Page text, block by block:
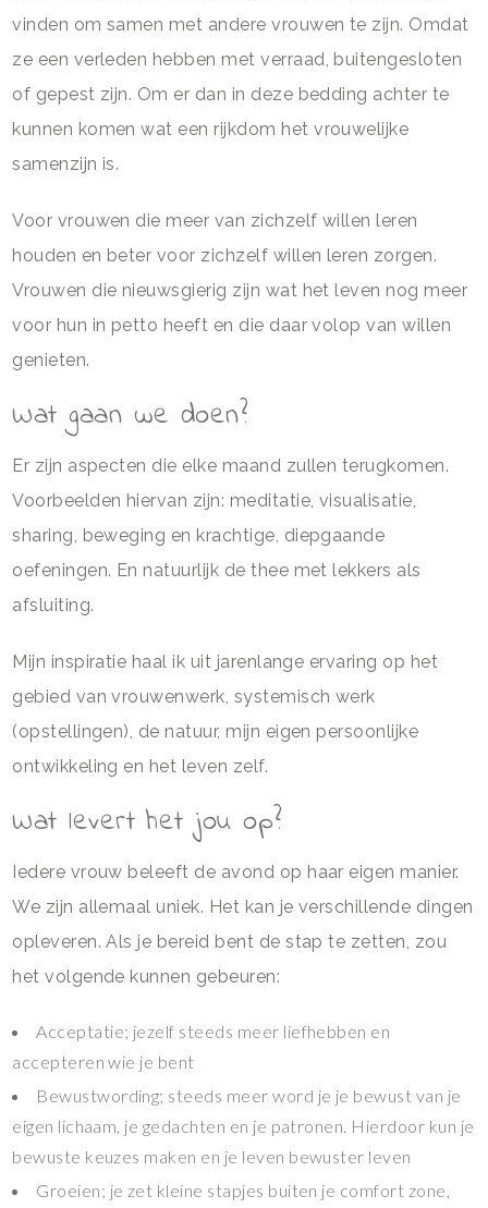
vinden om samen met andere vrouwen te zijn. Omdat
ze een verleden hebben met verraad, buitengesloten
of gepest zijn. Om er dan in deze bedding achter te
kunnen komen wat een rijkdom het vrouwelijke
samenzijn is.
Voor vrouwen die meer van zichzelf willen leren
houden en beter voor zichzelf willen leren zorgen.
Vrouwen die nieuwsgierig zijn wat het leven nog meer
voor hun in petto heeft en die daar volop van willen
genieten.
Wat gaan we doen?
Er zijn aspecten die elke maand zullen terugkomen.
Voorbeelden hiervan zijn: meditatie, visualisatie,
sharing, beweging en krachtige, diepgaande
oefeningen. En natuurlijk de thee met lekkers als
afsluiting.
Mijn inspiratie haal ik uit jarenlange ervaring op het
gebied van vrouwenwerk, systemisch werk
(opstellingen), de natuur, mijn eigen persoonlijke
ontwikkeling en het leven zelf.
Wat levert het jou op?
Iedere vrouw beleeft de avond op haar eigen manier.
We zijn allemaal uniek. Het kan je verschillende dingen
opleveren. Als je bereid bent de stap te zetten, zou
het volgende kunnen gebeuren:
Acceptatie; jezelf steeds meer liefhebben en
accepteren wie je bent
Bewustwording; steeds meer word je je bewust van je
eigen lichaam, je gedachten en je patronen. Hierdoor kun je
bewuste keuzes maken en je leven bewuster leven
Groeien; je zet kleine stapjes buiten je comfort zone,